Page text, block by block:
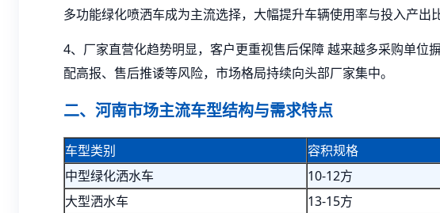
多功能绿化喷洒车成为主流选择，大幅提升车辆使用率与投入产出比
4、厂家直营化趋势明显，客户更重视售后保障 越来越多采购单
配高报、售后推诿等风险，市场格局持续向头部厂家集中。
二、河南市场主流车型结构与需求特点
车型类别 容积规格
中型绿化洒水车
10-12方
大型洒水车
13-15方